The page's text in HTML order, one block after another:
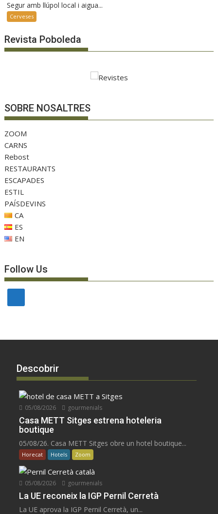
Segur amb llúpol local i aigua...
Cerveses
Revista Poboleda
SOBRE NOSALTRES
ZOOM
CARNS
Rebost
RESTAURANTS
ESCAPADES
ESTIL
PAÍSDEVINS
CA
ES
EN
Follow Us
Descobrir
05/08/2026 gourmenials
Casa METT Sitges estrena hoteleria
boutique
05/08/26. Casa METT Sitges obre un hotel boutique...
Horecat Hotels Zoom
05/08/2026 gourmenials
La UE reconeix la IGP Pernil Cerretà
La UE aprova la IGP Pernil Cerretà, un...